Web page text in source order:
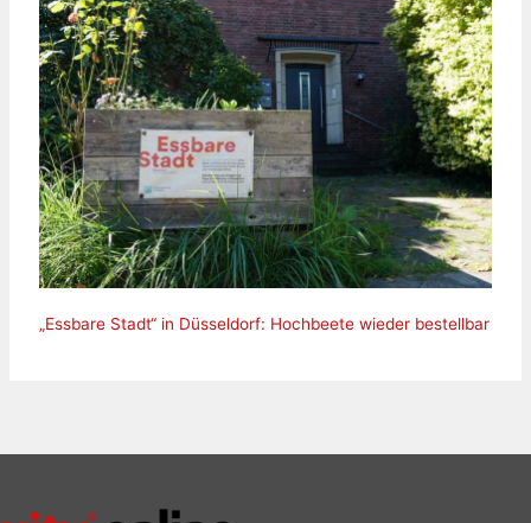
„Essbare Stadt“ in Düsseldorf: Hochbeete wieder bestellbar